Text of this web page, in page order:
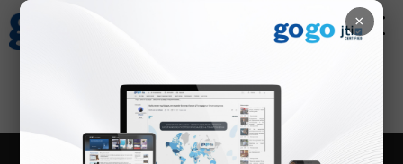
×
Зурхай
8.09
Онцлох Шинэ